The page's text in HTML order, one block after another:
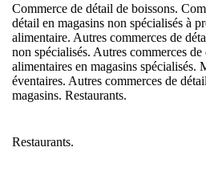
Commerce de détail de boissons.
détail en magasins non spécialisés à
alimentaire. Autres commerces de
non spécialisés. Autres commerces de
alimentaires en magasins spécialisés.
éventaires. Autres commerces de
magasins. Restaurants.
Restaurants.